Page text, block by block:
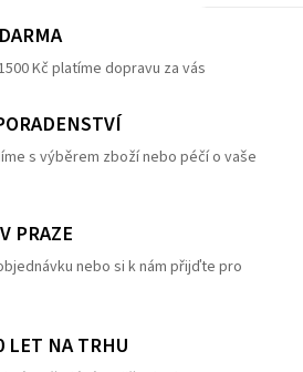
Kč platíme dopravu za vás
s výběrem zboží nebo péčí o vaše
PRAZE
nebo si k nám přijďte pro
LET NA TRHU